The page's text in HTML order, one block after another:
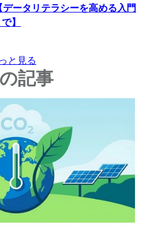
ータリテラシーを高める入門
】
と見る
記事